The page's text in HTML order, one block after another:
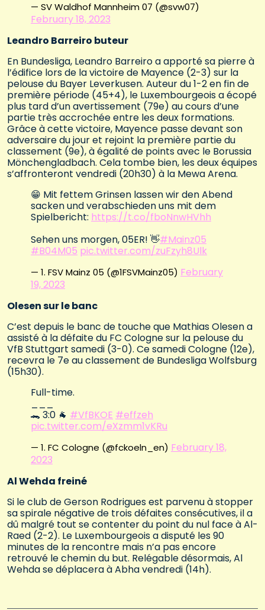
— SV Waldhof Mannheim 07 (@svw07)
February 18, 2023
Leandro Barreiro buteur
En Bundesliga, Leandro Barreiro a apporté sa pierre à
l’édifice lors de la victoire de Mayence (2-3) sur la
pelouse du Bayer Leverkusen. Auteur du 1-2 en fin de
première période (45+4), le Luxembourgeois a écopé
plus tard d’un avertissement (79e) au cours d’une
partie très accrochée entre les deux formations.
Grâce à cette victoire, Mayence passe devant son
adversaire du jour et rejoint la première partie du
classement (9e), à égalité de points avec le Borussia
Mönchengladbach. Cela tombe bien, les deux équipes
s’affronteront vendredi (20h30) à la Mewa Arena.
😁 Mit fettem Grinsen lassen wir den Abend
sacken und verabschieden uns mit dem
Spielbericht: https://t.co/fboNnwHVhh
Sehen uns morgen, 05ER! 👋#Mainz05
#B04M05 pic.twitter.com/zuFzyh8Ulk
— 1. FSV Mainz 05 (@1FSVMainz05) February
19, 2023
Olesen sur le banc
C’est depuis le banc de touche que Mathias Olesen a
assisté à la défaite du FC Cologne sur la pelouse du
VfB Stuttgart samedi (3-0). Ce samedi Cologne (12e),
recevra le 7e au classement de Bundesliga Wolfsburg
(15h30).
Full-time.
🐊 3:0 🐐 #VfBKOE #effzeh
pic.twitter.com/eXzmm1vKRu
— 1. FC Cologne (@fckoeln_en) February 18,
2023
Al Wehda freiné
Si le club de Gerson Rodrigues est parvenu à stopper
sa spirale négative de trois défaites consécutives, il a
dû malgré tout se contenter du point du nul face à Al-
Raed (2-2). Le Luxembourgeois a disputé les 90
minutes de la rencontre mais n’a pas encore
retrouvé le chemin du but. Relégable désormais, Al
Wehda se déplacera à Abha vendredi (14h).